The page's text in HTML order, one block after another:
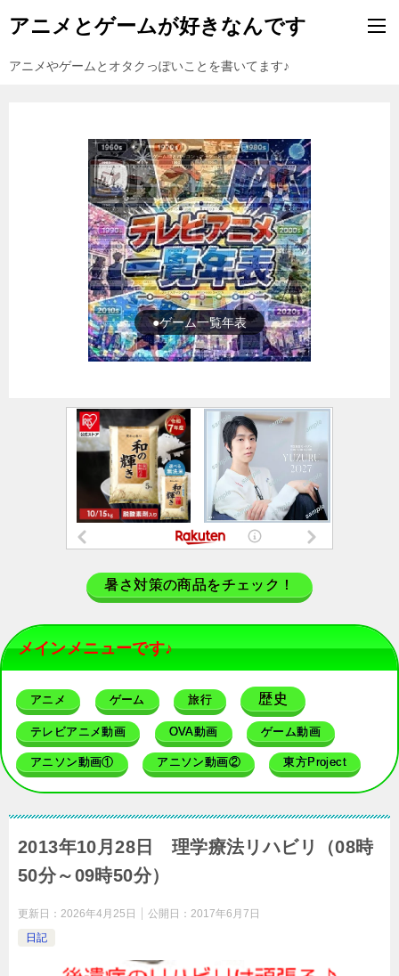
アニメとゲームが好きなんです
アニメやゲームとオタクっぽいことを書いてます♪
●ゲーム一覧年表
暑さ対策の商品をチェック！
メインメニューです♪
アニメ ゲーム 旅行 歴史
テレビアニメ動画 OVA動画 ゲーム動画
アニソン動画① アニソン動画② 東方Project
2013年10月28日 理学療法リハビリ（08時
50分～09時50分）
更新日： 2026年4月25日 公開日： 2017年6月7日
日記